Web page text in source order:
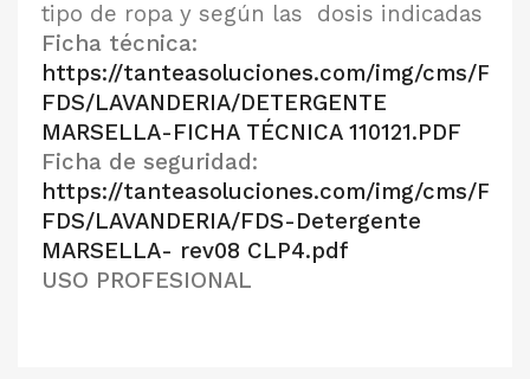
tipo de ropa y según las
dosis indicadas
Ficha técnica:
https://tanteasoluciones.com/img/cms/FT-
FDS/LAVANDERIA/DETERGENTE
MARSELLA-FICHA TÉCNICA 110121.PDF
Ficha de seguridad:
https://tanteasoluciones.com/img/cms/FT-
FDS/LAVANDERIA/FDS-Detergente
MARSELLA- rev08 CLP4.pdf
USO PROFESIONAL